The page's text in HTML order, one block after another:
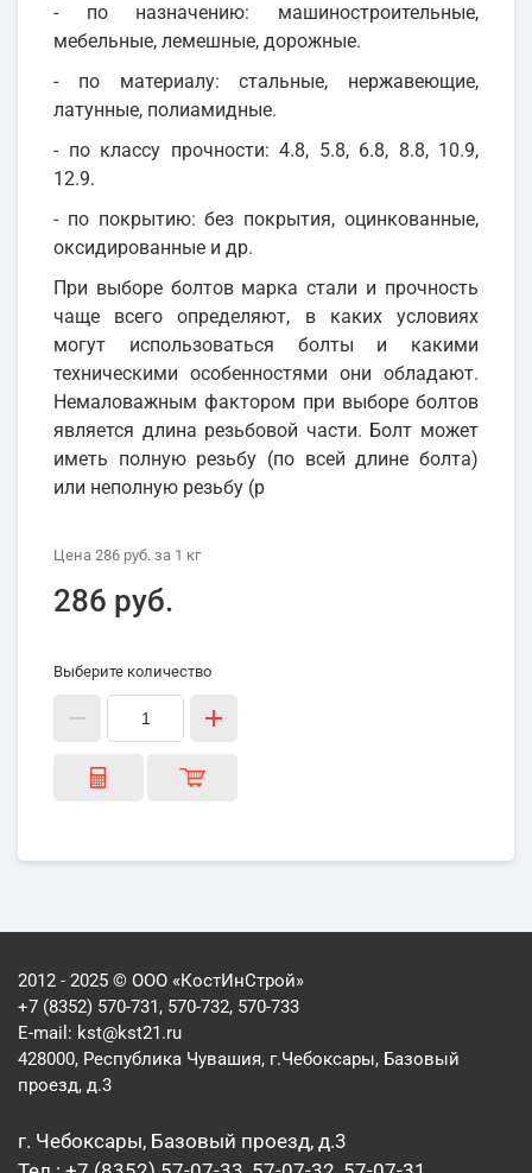
- по назначению: машиностроительные,
мебельные, лемешные, дорожные.
- по материалу: стальные, нержавеющие,
латунные, полиамидные.
- по классу прочности: 4.8, 5.8, 6.8, 8.8, 10.9,
12.9.
- по покрытию: без покрытия, оцинкованные,
оксидированные и др.
При выборе болтов марка стали и прочность
чаще всего определяют, в каких условиях
могут использоваться болты и какими
техническими особенностями они обладают.
Немаловажным фактором при выборе болтов
является длина резьбовой части. Болт может
иметь полную резьбу (по всей длине болта)
или неполную резьбу (р
Цена 286 руб. за 1 кг
286 руб.
Выберите количество
2012 - 2025 © ООО «КостИнСтрой»
+7 (8352) 570-731, 570-732, 570-733
E-mail: kst@kst21.ru
428000, Республика Чувашия, г.Чебоксары, Базовый
проезд, д.3
г. Чебоксары, Базовый проезд, д.3